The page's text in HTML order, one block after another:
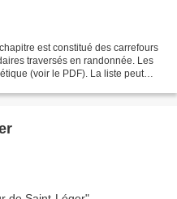
est constitué des carrefours
traversés en randonnée. Les
(voir le PDF). La liste peut